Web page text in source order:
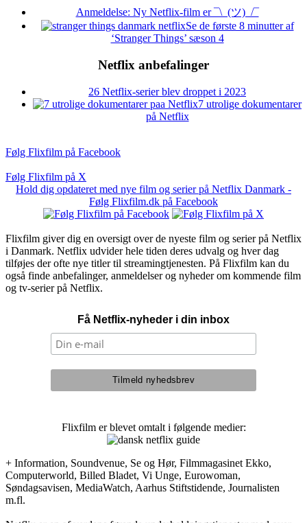
Anmeldelse: Ny Netflix-film er ¯\_(ツ)_/¯
Se de første 8 minutter af
‘Stranger Things’ sæson 4
Netflix anbefalinger
26 Netflix-serier blev droppet i 2023
7 utrolige dokumentarer
på Netflix
Følg Flixfilm på Facebook
Følg Flixfilm på X
Hold dig opdateret med nye film og serier på Netflix Danmark -
Følg Flixfilm.dk på Facebook
Flixfilm giver dig en oversigt over de nyeste film og serier på Netflix
i Danmark. Netflix udvider hele tiden deres udvalg og hver dag
tilføjes der ofte nye titler til streamingtjenesten. På Flixfilm kan du
også finde anbefalinger, anmeldelser og nyheder om kommende film
og tv-serier på Netflix.
Få Netflix-nyheder i din inbox
Flixfilm er blevet omtalt i følgende medier:
+ Information, Soundvenue, Se og Hør, Filmmagasinet Ekko,
Computerworld, Billed Bladet, Vi Unge, Eurowoman,
Søndagsavisen, MediaWatch, Aarhus Stiftstidende, Journalisten
m.fl.